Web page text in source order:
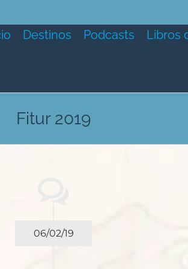
Destinos Podcasts Libros
Fitur 2019
06/02/19